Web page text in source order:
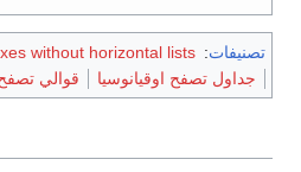
تصنيفات:
without horizontal lists
جداول تصفح اوقيانوسيا
قوالي